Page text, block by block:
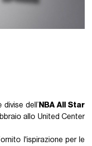
dell’ NBA All Star
allo United Center
l'ispirazione per le